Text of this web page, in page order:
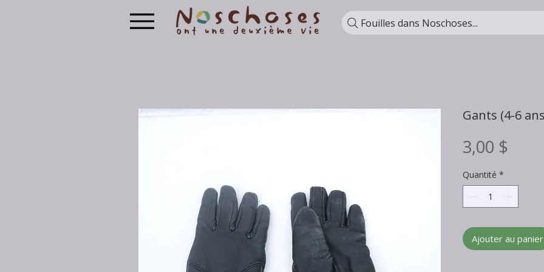
Fouilles dans Noschoses...
Gants (4-6
3,00 $
Quantité *
Ajouter au panier